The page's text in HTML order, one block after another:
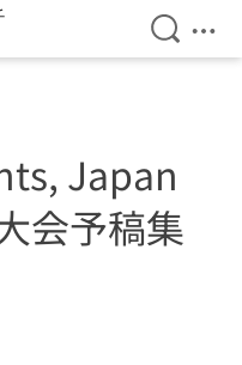
検索を
メ
Japan
会予稿集